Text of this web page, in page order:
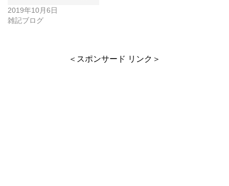
2019年10月6日
雑記ブログ
＜スポンサード リンク＞